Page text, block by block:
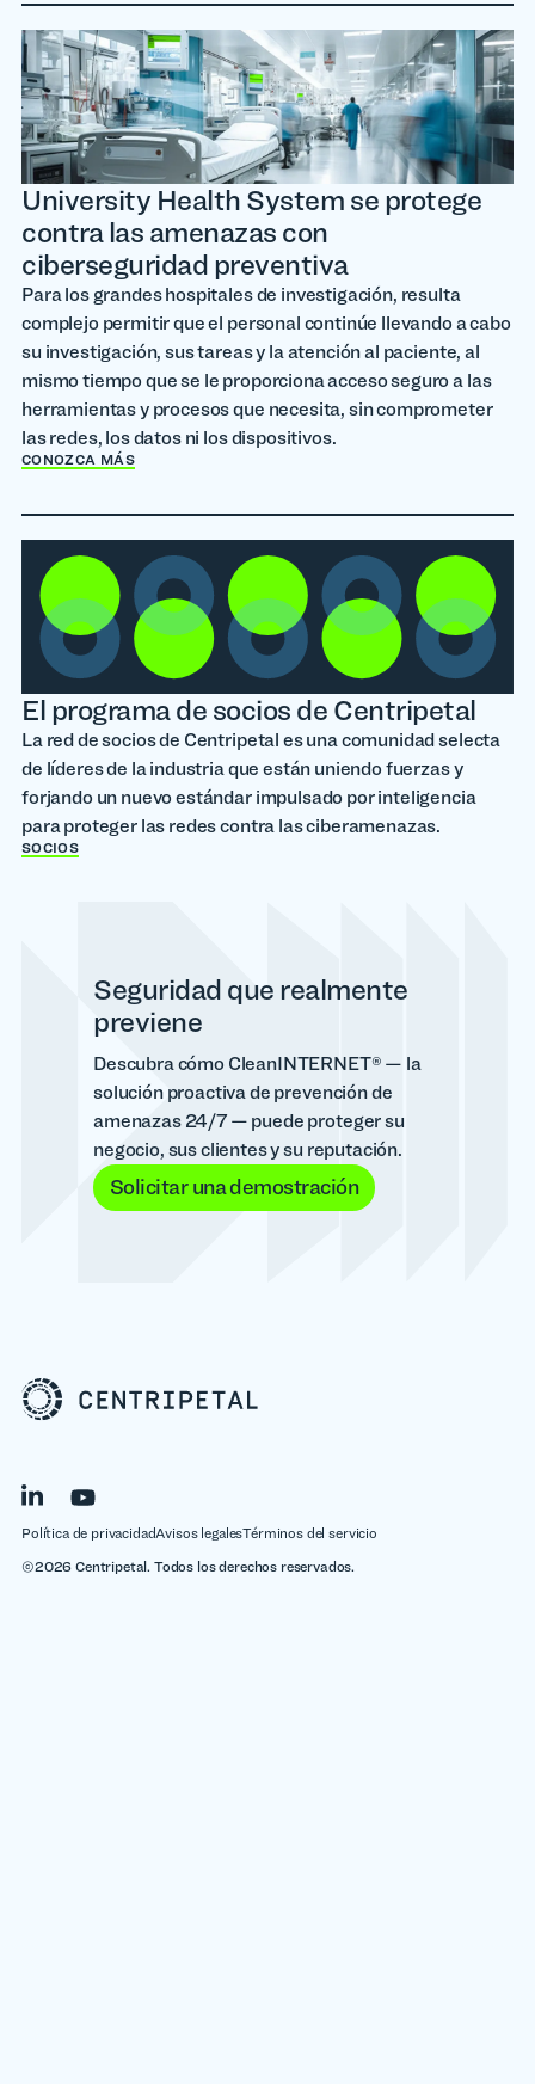
University Health System se protege
contra las amenazas con
ciberseguridad preventiva
Para los grandes hospitales de investigación, resulta
complejo permitir que el personal continúe llevando a cabo
su investigación, sus tareas y la atención al paciente, al
mismo tiempo que se le proporciona acceso seguro a las
herramientas y procesos que necesita, sin comprometer
las redes, los datos ni los dispositivos.
CONOZCA MÁS
El programa de socios de Centripetal
La red de socios de Centripetal es una comunidad selecta
de líderes de la industria que están uniendo fuerzas y
forjando un nuevo estándar impulsado por inteligencia
para proteger las redes contra las ciberamenazas.
SOCIOS
Seguridad que realmente
previene
Descubra cómo CleanINTERNET® — la
solución proactiva de prevención de
amenazas 24/7 — puede proteger su
negocio, sus clientes y su reputación.
Solicitar una demostración
©2026 Centripetal. Todos los derechos reservados.
Política de privacidadAvisos legalesTérminos del servicio